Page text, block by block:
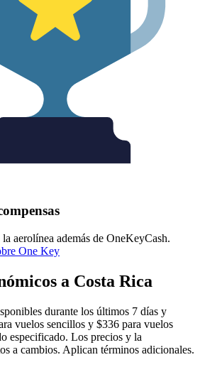
aerolínea además de OneKeyCash.
One Key
a Costa Rica
durante los últimos 7 días y
vuelos sencillos y $336 para vuelos
especificado. Los precios y la
a cambios. Aplican términos adicionales.